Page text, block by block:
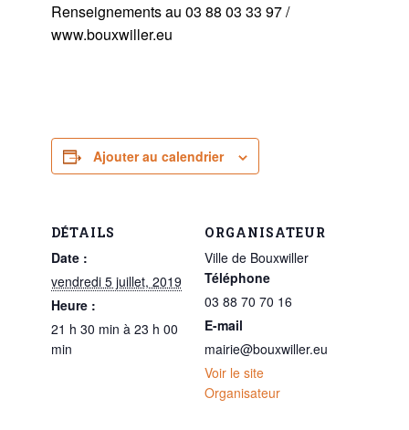
Renseignements au 03 88 03 33 97 /
www.bouxwiller.eu
Ajouter au calendrier
DÉTAILS
Date :
vendredi 5 juillet, 2019
Heure :
21 h 30 min à 23 h 00
min
ORGANISATEUR
Ville de Bouxwiller
Téléphone
03 88 70 70 16
E-mail
mairie@bouxwiller.eu
Voir le site
Organisateur